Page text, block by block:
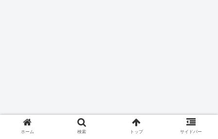
ホーム 検索 トップ サイドバー